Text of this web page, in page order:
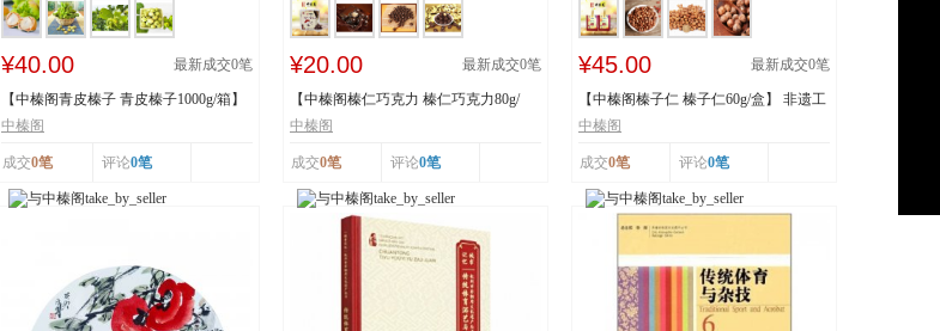
¥40.00 最新成交0笔
【中榛阁青皮榛子 青皮榛子1000g/箱】
非遗工艺 清...
中榛阁
成交0笔 评论0笔
¥20.00 最新成交0笔
【中榛阁榛仁巧克力 榛仁巧克力80g/
罐】 非遗工艺 ...
中榛阁
成交0笔 评论0笔
¥45.00 最新成交0笔
【中榛阁榛子仁 榛子仁60g/盒】 非遗工
艺 榛香浓郁
中榛阁
成交0笔 评论0笔